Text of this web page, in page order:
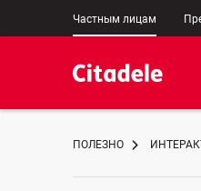
Частным лицам
ПОЛЕЗНО